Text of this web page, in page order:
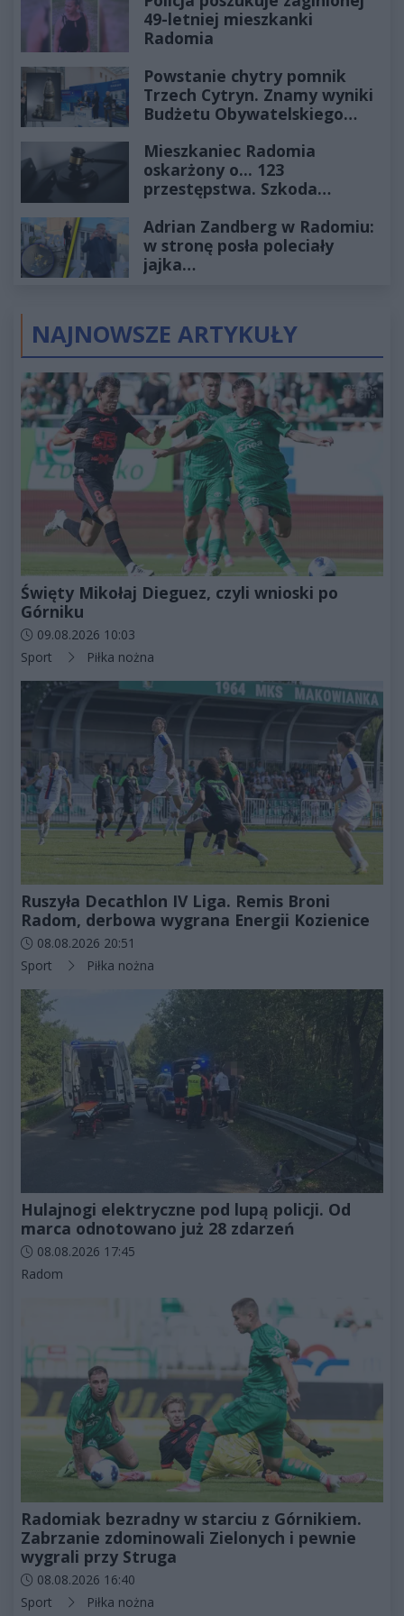
49-letniej mieszkanki
Radomia
Powstanie chytry pomnik
Trzech Cytryn. Znamy wyniki
Budżetu Obywatelskiego
Mieszkaniec Radomia
oskarżony o... 123
przestępstwa. Szkoda
złotych
Adrian Zandberg w Radomiu:
w stronę posła poleciały
jajka…
NAJNOWSZE ARTYKUŁY
Święty Mikołaj Dieguez, czyli wnioski po
Górniku
Data dodania artykułu:
09.08.2026 10:03
Kategorie artykułu:
Sport Piłka nożna
Ruszyła Decathlon IV Liga. Remis Broni
Radom, derbowa wygrana Energii Kozienice
Data dodania artykułu:
08.08.2026 20:51
Kategorie artykułu:
Sport Piłka nożna
Hulajnogi elektryczne pod lupą policji. Od
marca odnotowano już 28 zdarzeń
Data dodania artykułu:
08.08.2026 17:45
Kategorie artykułu:
Radom
Radomiak bezradny w starciu z Górnikiem.
Zabrzanie zdominowali Zielonych i pewnie
wygrali przy Struga
Data dodania artykułu:
08.08.2026 16:40
Kategorie artykułu:
Sport Piłka nożna